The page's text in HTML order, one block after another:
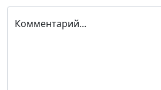
Комментарий...